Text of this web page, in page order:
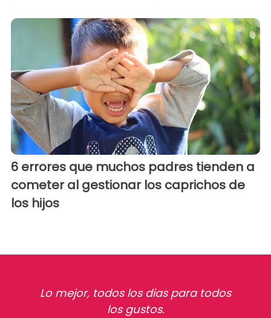
6 errores que muchos padres tienden a
cometer al gestionar los caprichos de
los hijos
Lo mejor, todos los dias para todos
los gustos.